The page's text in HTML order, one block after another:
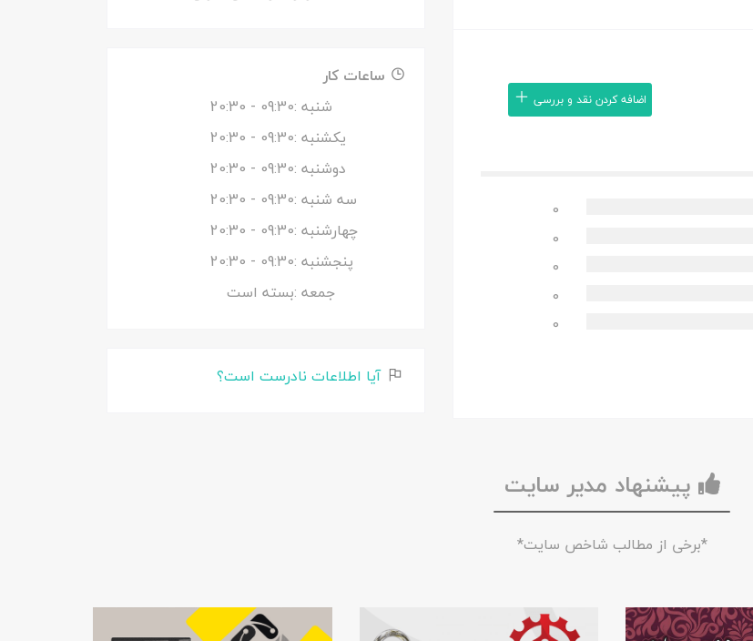
اضافه کردن نقد و بررسی
0
0
0
0
0
ساعات کار
شنبه :09:30
- 20:30
یکشنبه :09:30
- 20:30
دوشنبه :09:30
- 20:30
سه شنبه :09:30
- 20:30
چهارشنبه :09:30
- 20:30
پنجشنبه :09:30
- 20:30
جمعه :بسته است
آیا اطلاعات نادرست است؟
پیشنهاد مدیر سایت
*برخی از مطالب شاخص سایت*